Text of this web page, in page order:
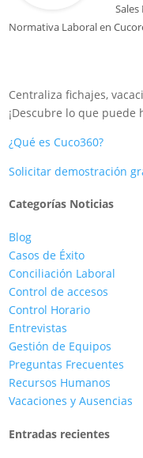
Normativa Laboral en
Centraliza fichajes,
¡Descubre lo que puede
¿Qué es Cuco360?
Solicitar demostración
Categorías Noticias
Blog
Casos de Éxito
Conciliación Laboral
Control de accesos
Control Horario
Entrevistas
Gestión de Equipos
Preguntas Frecuentes
Recursos Humanos
Vacaciones y Ausencias
Entradas recientes